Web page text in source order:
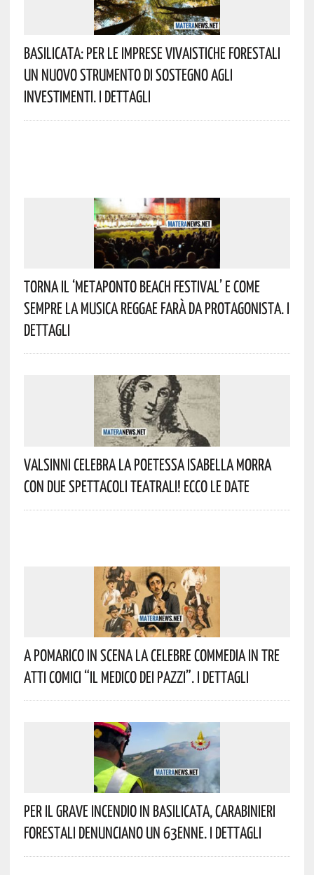
Basilicata: Per Le Imprese Vivaistiche Forestali
Un Nuovo Strumento Di Sostegno Agli
Investimenti. I Dettagli
Torna Il ‘Metaponto Beach Festival’ E Come
Sempre La Musica Reggae Farà Da Protagonista. I
Dettagli
Valsinni Celebra La Poetessa Isabella Morra
Con Due Spettacoli Teatrali! Ecco Le Date
A Pomarico In Scena La Celebre Commedia In Tre
Atti Comici “Il Medico Dei Pazzi”. I Dettagli
Per Il Grave Incendio In Basilicata, Carabinieri
Forestali Denunciano Un 63enne. I Dettagli